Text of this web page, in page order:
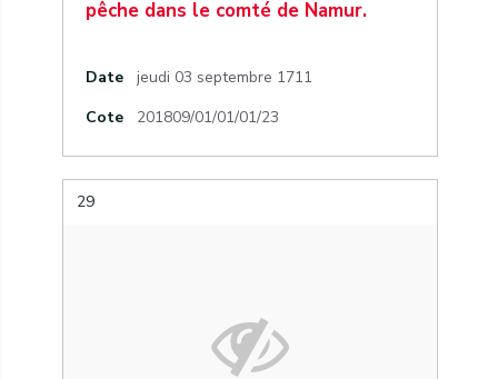
pêche dans le comté de Namur.
Date
jeudi 03 septembre 1711
Cote
201809/01/01/01/23
29